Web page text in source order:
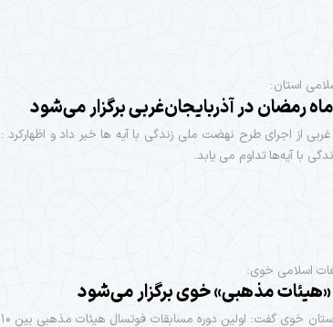
استان:
رمضان در آذربایجان‌غربی برگزار می‌شود
غربی از اجرای طرح نهضت ملی زندگی با آیه ها خبر داد و اظهارکرد :
با آیه‌ها تداوم می یابد.
اسلامی خوی:
«هیئات مذهبی» خوی برگزار می‌شود
رئیس سازمان تبلیغات اسلامی شهرستان خوی گفت: اولین دوره مسابقات فوتسال هیئات مذهبی بین ۱۰